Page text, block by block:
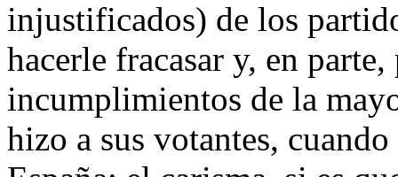
injustificados) de los
hacerle fracasar y, en
incumplimientos de la
hizo a sus votantes,